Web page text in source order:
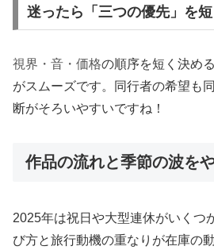
迷ったら「三つの優先」を
視界・音・価格の順序を短く決め
がスムーズです。同行者の希望も
断がそろいやすいですね！
作品の流れと季節の波を
2025年は祝日や大型連休がいくつ
び方と旅行動機の重なりが在庫の